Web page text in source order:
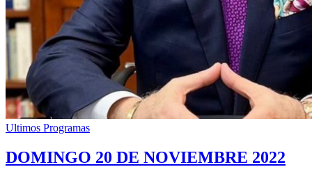
Ultimos Programas
DOMINGO 20 DE NOVIEMBRE 2022